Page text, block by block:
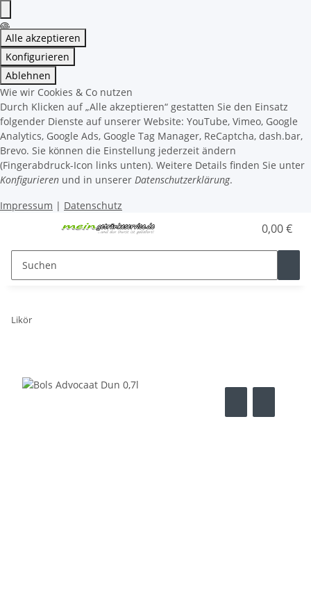
Alle akzeptieren
Konfigurieren
Ablehnen
Wie wir Cookies & Co nutzen
Durch Klicken auf „Alle akzeptieren“ gestatten Sie den Einsatz
folgender Dienste auf unserer Website: YouTube, Vimeo, Google
Analytics, Google Ads, Google Tag Manager, ReCaptcha, dash.bar,
Brevo. Sie können die Einstellung jederzeit ändern
(Fingerabdruck-Icon links unten). Weitere Details finden Sie unter
Konfigurieren und in unserer Datenschutzerklärung.
Impressum | Datenschutz
0,00 €
Likör